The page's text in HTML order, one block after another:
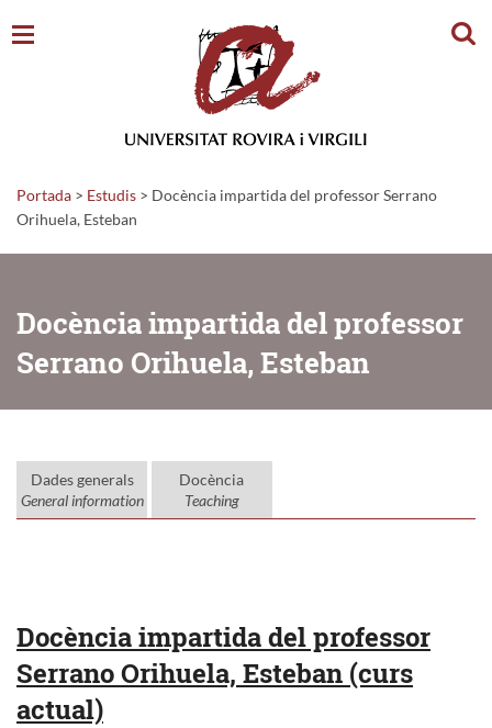
Portada > Estudis > Docència impartida del professor Serrano
Orihuela, Esteban
Docència impartida del professor
Serrano Orihuela, Esteban
Dades generals
General information
Docència
Teaching
Docència impartida del professor
Serrano Orihuela, Esteban (curs
actual)